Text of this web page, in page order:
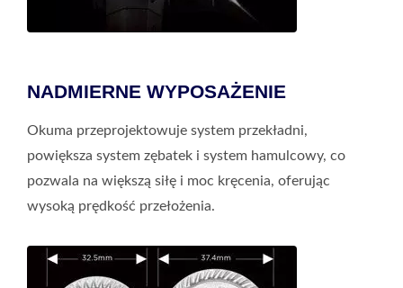
NADMIERNE WYPOSAŻENIE
Okuma przeprojektowuje system przekładni,
powiększa system zębatek i system hamulcowy, co
pozwala na większą siłę i moc kręcenia, oferując
wysoką prędkość przełożenia.